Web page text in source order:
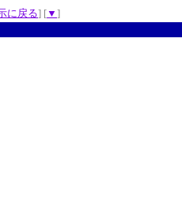
に戻る] [▼ ]